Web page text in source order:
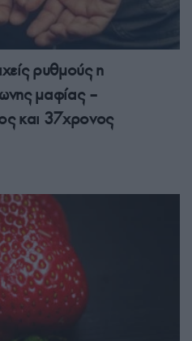
ρυθμούς η
μαφίας –
και 37χρονος